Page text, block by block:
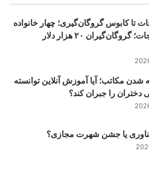
تا کابوس گروگان‌گیری؛ چهار خانواده
در انتظار نجات؛ گروگان‌گیران ۲۰ هزار دلار
مکاتب؛ آیا آموزش آنلاین توانسته
دختران را جبران کند؟
یا جشن شهرت مجازی؟